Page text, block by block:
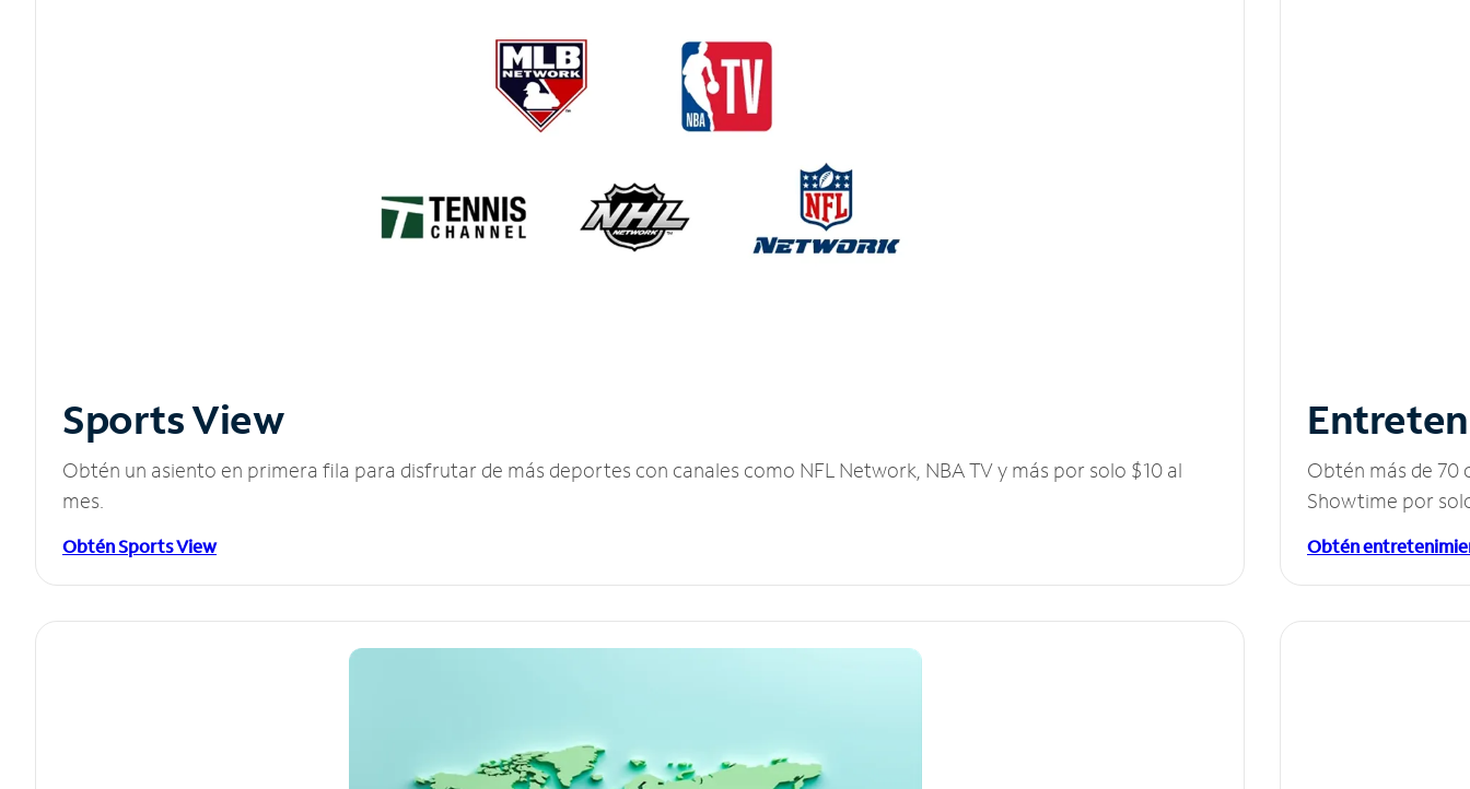
Sports View
Obtén un asiento en primera fila para disfrutar de más deportes con canales como NFL Network, NBA TV y más por solo $10 al
mes.
Obtén Sports View
Obtén más de 70
Showtime por
Obtén